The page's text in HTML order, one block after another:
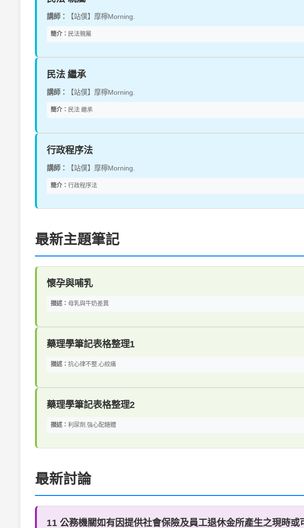
講師： 【站僕】摩檸Morning.
簡介： 民法親屬
民法 繼承
講師： 【站僕】摩檸Morning.
簡介： 民法 繼承
行政程序法
講師： 【站僕】摩檸Morning.
簡介： 行政程序法
最新主題筆記
懷孕與哺乳
描述： 母乳與牛奶差異
藥理學筆記表格整理1
描述： 抗心律不整.心絞痛
藥理學筆記表格整理2
描述： 利尿劑.強心配糖體
最新討論
11 公務機關如有因提供社會保險及員工退休金所產生之現時